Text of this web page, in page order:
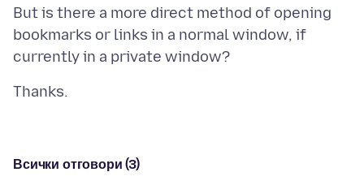
But is there a more direct method of opening
bookmarks or links in a normal window, if
Всички отговори (3)